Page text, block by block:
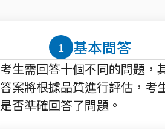
1 基本問答
考生需回答十個不同的問題，
答案將根據品質進行評估，考
是否準確回答了問題。